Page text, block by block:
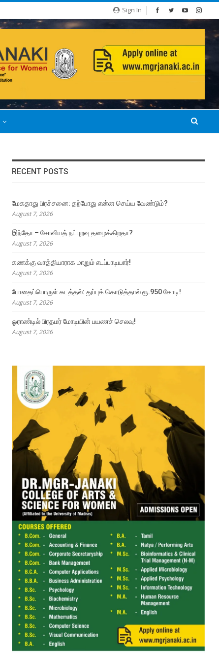
Sign In
RECENT POSTS
மேகதாது பிரச்சனை: தற்போது என்ன செய்ய வேண்டும்?
August 7, 2026
இந்தோ – சோவியத் நட்புறவு தழைக்கிறதா?
August 7, 2026
கணக்கு வாத்தியாராக மாறும் எடப்பாடியார்!
August 7, 2026
போதைப்பொருள் கடத்தல்: துப்புக் கொடுத்தால் ரூ.950 கோடி!
August 7, 2026
ஓராண்டில் பிரதமர் மோடியின் பயணச் செலவு!
August 7, 2026